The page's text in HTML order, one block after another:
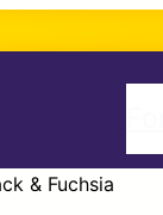
& Fuchsia